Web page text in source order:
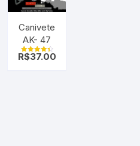
Canivete
AK- 47
Avaliação
R$37.00